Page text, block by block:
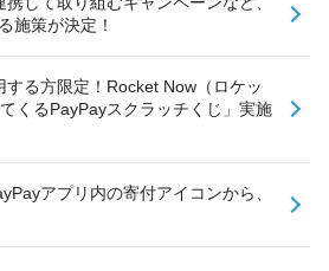
施策が決定！
する方限定！Rocket Now（ロケッ
くるPayPayスクラッチくじ」実施
アプリ内の寄付アイコンから、